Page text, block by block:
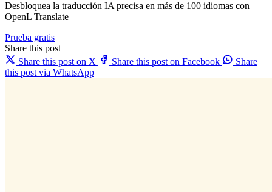
Desbloquea la traducción IA precisa en más de 100 idiomas con
OpenL Translate
Prueba gratis
Share this post
Share this post on X
Share this post on Facebook
Share
this post via WhatsApp